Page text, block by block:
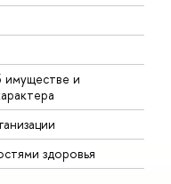
имуществе и
здоровья